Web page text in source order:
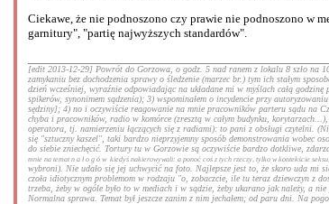
Ciekawe, że nie podnoszono czy prawie nie podnoszono w
garnitury", "partię najwyższych standardów".
[edit 2013-12-29] Powrót do Gorzowa, o godz. 5 nad ranem z lokalu 8 szło na
zamykaniu bez dochodzenia sprawy o śledzenie (marzec br.) tym ich stałym
dzień wcześniej, wyraźnie odpowiadając na układane mi w myślach całą
spikerów, synonimem sądzenia); 3) wspominałem o incydencie przy
sędziny]; 4) no i oczywiście reagowanie na mnie pracowników parteru sądu na
chyba i pracowników, radio w komórce (zresztą w całym budynku,
operatora, tj. namierzeniu łączących się z radiami): to pani z obsługi czytelni.
się "sztuczny kaszel", taki bardzo nieprzyjemny sposób demonstrowania wobec
do siebie zniechęcić. Tortury tu w Gorzowie są oczywiście bardzo dotkliwe,
mnie na temat nałogów kiedyś nakierowywali: a ponoć coś z tych rzeczy, tylko w kontekście
wybroni). Nie udało się jej uchwycić na foto. Najlepsze jest to, że skoro uda mi
czoła idiotycznym problemom w rodzaju "o, zobaczcie, ile tu teraz dziewczyn z
trzeba, żeby w ogóle było to w mediach i w sądzie, żeby ukarano jak należy, a
Normalna sprawa. Temat był jeszcze zanim z nim jechałem; od paru dni. Na